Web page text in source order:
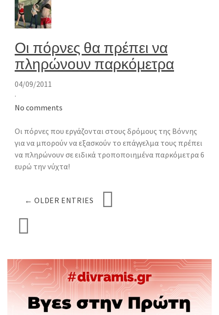
Οι πόρνες θα πρέπει να
πληρώνουν παρκόμετρα
04/09/2011
·
No comments
Οι πόρνες που εργάζονται στους δρόμους της Βόννης
για να μπορούν να εξασκούν το επάγγελμα τους πρέπει
να πληρώνουν σε ειδικά τροποποιημένα παρκόμετρα 6
ευρώ την νύχτα!
← OLDER ENTRIES